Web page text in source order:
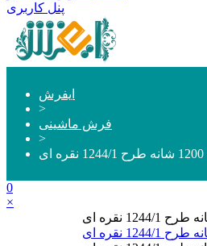
پنل کاربری
ایفرش
>
فرش ماشینی
>
0
×